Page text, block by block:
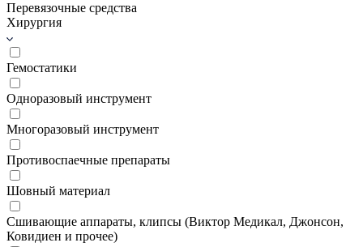
Перевязочные средства
Хирургия
Гемостатики
Одноразовый инструмент
Многоразовый инструмент
Противоспаечные препараты
Шовный материал
Сшивающие аппараты, клипсы (Виктор Медикал, Джонсон,
Ковидиен и прочее)